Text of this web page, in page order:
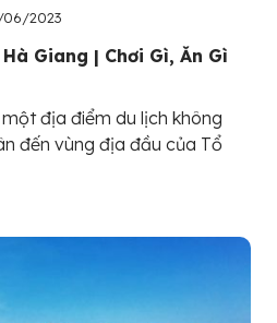
2023
Giang | Chơi Gì, Ăn Gì
địa điểm du lịch không
đến vùng địa đầu của Tổ